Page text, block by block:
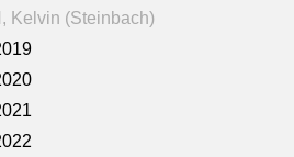
Kelvin (Steinbach)